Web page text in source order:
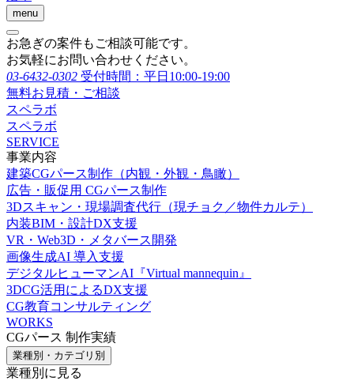
menu
お急ぎの案件もご相談可能です。
お気軽にお問い合わせください。
03-6432-0302 受付時間：平日10:00-19:00
無料お見積・ご相談
スペラボ
スペラボ
SERVICE
事業内容
建築CGパース制作（内観・外観・鳥瞰）
広告・販促用 CGパース制作
3Dスキャン・現場調査代行（現チョク／物件カルテ）
内装BIM・設計DX支援
VR・Web3D・メタバース開発
画像生成AI 導入支援
デジタルヒューマンAI『Virtual mannequin』
3DCG活用によるDX支援
CG教育コンサルティング
WORKS
CGパース 制作実績
業種別・カテゴリ別
業種別に見る